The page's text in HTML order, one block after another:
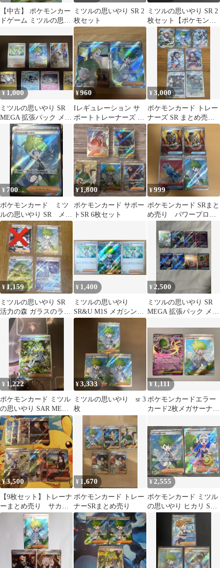
【中古】 ポケモンカー
ドゲーム ミツルの思い
ミツルの思いやり SR 2
枚セット
ミツルの思いやり SR 2
枚セット【ポケモンカ
ード】汎用カード まと
め売り
¥1,000
ミツルの思いやり SR
MEGA 拡張パック メガ
シンフォニア キラ ま
とめ売り
¥960
Iレギュレーション サ
ポートトレーナーズ 2
枚セット
¥3,000
ポケモンカード トレー
ナーズ SR まとめ売り 7
枚セット
¥ 700
ポケモンカード ミツ
ルの思いやり SR メガ
シンフォニア
¥1,800
ポケモンカード サポー
トSR 6枚セット
¥999
ポケモンカード SRまと
め売り パワープロテ
イン ふしぎなアメ ミツ
ルの思いやり
¥1,159
ミツルの思いやり SR
活力の森 ガラスのラッ
パ ポケモンカード ポケ
¥ 1,400
ミツルの思いやり
SR&U M1S メガシンフ
ォニア
¥ 2,500
ミツルの思いやり SR
MEGA 拡張パック メガ
¥ 1,222
ポケモンカード ミツル
の思いやり SAR MEGA
メガシンフォニア ポケ
カ
¥3,333
ミツルの思いやり sr 3
枚
¥1,111
ポケモンカードエラー
カード2枚メガサーナイ
SR印刷ズレ
¥3,500
【9枚セット】トレーナ
ーまとめ売り サカキ
のカリスマ 博士の研
究 キハダ カエデ
¥ 1,670
ポケモンカード トレー
ナーSRまとめ売り
¥ 2,555
ポケモンカード ミツル
の思いやり ヒカリ SR 2
枚セット